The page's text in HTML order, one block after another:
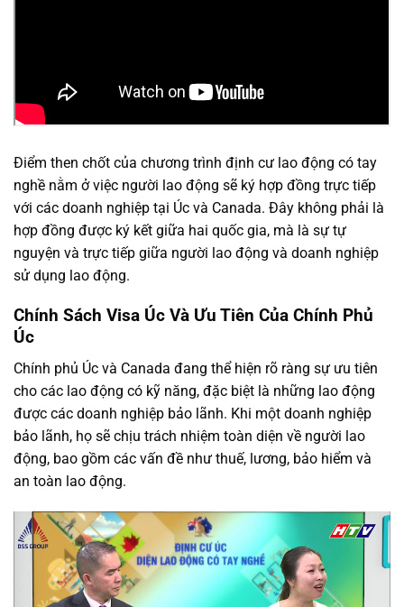
Điểm then chốt của chương trình định cư lao động có tay
nghề nằm ở việc người lao động sẽ ký hợp đồng trực tiếp
với các doanh nghiệp tại Úc và Canada. Đây không phải là
hợp đồng được ký kết giữa hai quốc gia, mà là sự tự
nguyện và trực tiếp giữa người lao động và doanh nghiệp
sử dụng lao động.
Chính Sách Visa Úc Và Ưu Tiên Của Chính Phủ
Úc
Chính phủ Úc và Canada đang thể hiện rõ ràng sự ưu tiên
cho các lao động có kỹ năng, đặc biệt là những lao động
được các doanh nghiệp bảo lãnh. Khi một doanh nghiệp
bảo lãnh, họ sẽ chịu trách nhiệm toàn diện về người lao
động, bao gồm các vấn đề như thuế, lương, bảo hiểm và
an toàn lao động.